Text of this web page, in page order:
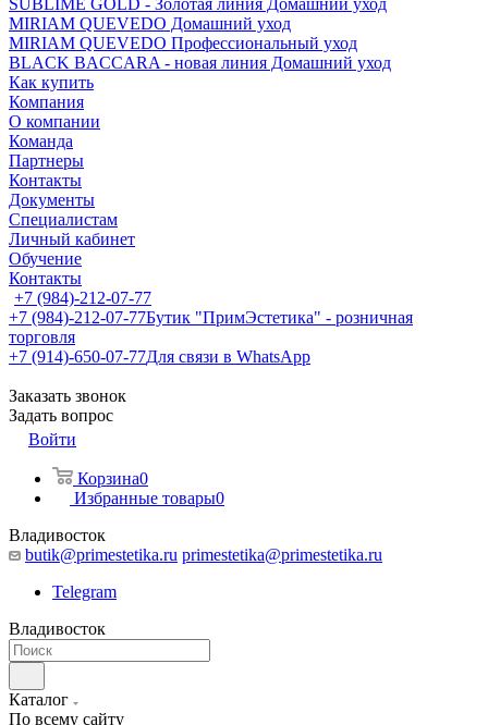
SUBLIME GOLD - Золотая линия Домашний уход
MIRIAM QUEVEDO Домашний уход
MIRIAM QUEVEDO Профессиональный уход
BLACK BACCARA - новая линия Домашний уход
Как купить
Компания
О компании
Команда
Партнеры
Контакты
Документы
Специалистам
Личный кабинет
Обучение
Контакты
+7 (984)-212-07-77
+7 (984)-212-07-77Бутик "ПримЭстетика" - розничная
торговля
+7 (914)-650-07-77Для связи в WhatsApp
Заказать звонок
Задать вопрос
Войти
Корзина0
Избранные товары0
Владивосток
butik@primestetika.ru primestetika@primestetika.ru
Telegram
Владивосток
Каталог
По всему сайту